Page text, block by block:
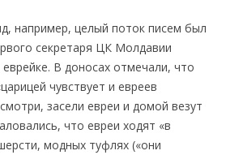
например, целый поток писем был
секретаря ЦК Молдавии
В доносах отмечали, что
чувствует и евреев
засели евреи и домой везут
что евреи ходят «в
модных туфлях («они